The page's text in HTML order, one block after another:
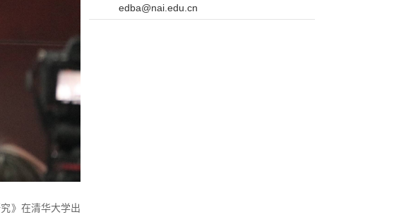
》在清华大学出
edba@nai.edu.cn